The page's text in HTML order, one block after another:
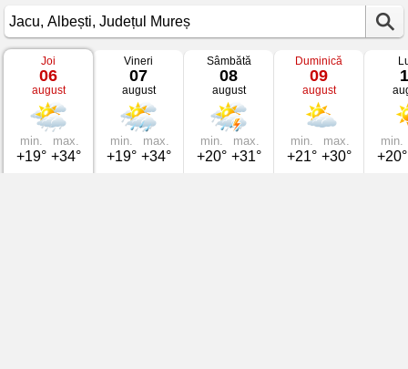
Vremea
Jacu
Albești,
Județul
Mureș
Joi
06
august
min.
+19°
max.
+34°
Vineri
07
august
min.
+19°
max.
+34°
Sâmbătă
08
august
min.
+20°
max.
+31°
Duminică
09
august
min.
+21°
max.
+30°
min.
+20°